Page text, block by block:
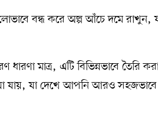
বন্ধ করে অল্প আঁচে দমে
ধারণা মাত্র, এটি বিভিন্নভাবে তৈরি
যায়, যা দেখে আপনি আরও সহজভাবে